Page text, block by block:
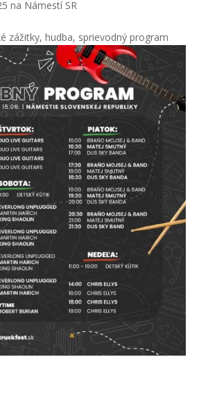
na Námestí SR
zážitky, hudba, sprievodný program